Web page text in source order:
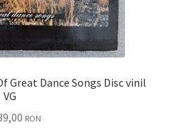
Dance Songs Disc vinil
VG
RON